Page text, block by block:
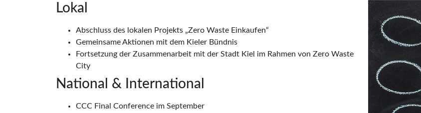
Lokal
Abschluss des lokalen Projekts „Zero Waste Einkaufen“
Gemeinsame Aktionen mit dem Kieler Bündnis
Fortsetzung der Zusammenarbeit mit der Stadt Kiel im Rahmen von Zero Waste
City
National & International
CCC Final Conference im September